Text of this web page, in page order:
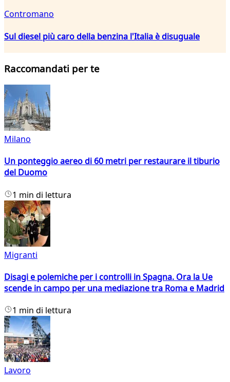
Contromano
Sul diesel più caro della benzina l'Italia è disuguale
Raccomandati per te
Milano
Un ponteggio aereo di 60 metri per restaurare il tiburio
del Duomo
1 min di lettura
Migranti
Disagi e polemiche per i controlli in Spagna. Ora la Ue
scende in campo per una mediazione tra Roma e Madrid
1 min di lettura
Lavoro